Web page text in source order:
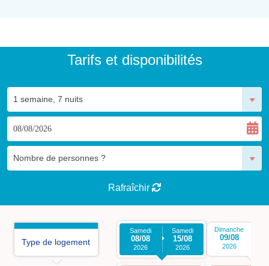
Tarifs et disponibilités
Rafraîchir
Type de logement
Samedi
08/08
2026
Samedi
15/08
2026
Dimanche
09/08
2026